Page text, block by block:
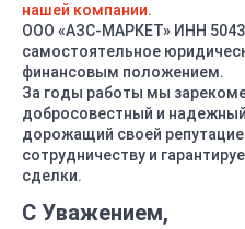
нашей компании.
ООО «АЗС-МАРКЕТ» ИНН
самостоятельное
финансовым положением.
За годы работы мы
добросовестный и
дорожащий своей
сотрудничеству и
сделки.
С Уважением,